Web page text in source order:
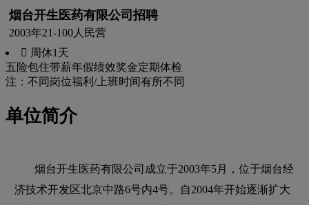
烟台开生医药有限公司招聘
2003年21-100人 民营
 周休1天
五险包住带薪年假绩效奖金定期体检
注：不同岗位福利/上班时间有所不同
单位简介
烟台开生医药有限公司成立于2003年5月，位于烟台经
济技术开发区北京中路6号内4号。自2004年开始逐渐扩大